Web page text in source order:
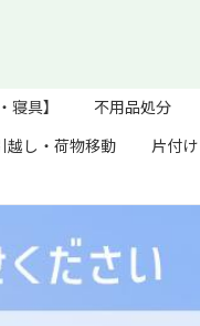
具】
不用品処分
越し・荷物移動
片付け